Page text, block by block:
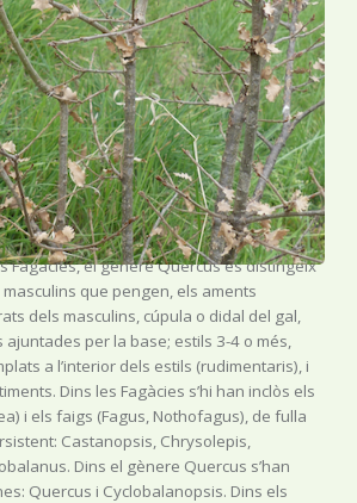
2n=24
són plantes no aquàtiques amb flors amb
soldats entre si, sense corol·la i
o arbusts amb fruits no alats i fruit
dins una família particular, les
També dins una família més àmplia,
Fagàcies, el gènere Quercus es distingeix
que pengen, els aments
dels masculins, cúpula o didal del gal,
ajuntades per la base; estils 3-4 o més,
a l’interior dels estils (rudimentaris), i
Dins les Fagàcies s’hi han inclòs els
i els faigs (Fagus, Nothofagus), de fulla
Castanopsis, Chrysolepis,
Dins el gènere Quercus s’han
Quercus i Cyclobalanopsis. Dins els